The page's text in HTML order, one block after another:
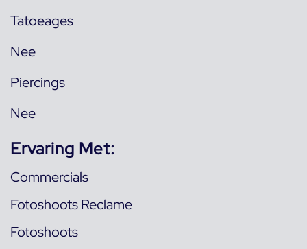
Tatoeages
Nee
Piercings
Nee
Ervaring Met:
Commercials
Fotoshoots Reclame
Fotoshoots